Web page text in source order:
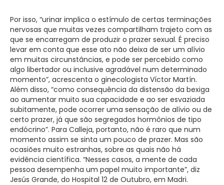
Por isso, “urinar implica o estímulo de certas terminações
nervosas que muitas vezes compartilham trajeto com as
que se encarregam de produzir o prazer sexual. É preciso
levar em conta que esse ato não deixa de ser um alívio
em muitas circunstâncias, e pode ser percebido como
algo libertador ou inclusive agradável num determinado
momento”, acrescenta o ginecologista Víctor Martín.
Além disso, “como consequência da distensão da bexiga
ao aumentar muito sua capacidade e ao ser esvaziada
subitamente, pode ocorrer uma sensação de alívio ou de
certo prazer, já que são segregados hormônios de tipo
endócrino”. Para Calleja, portanto, não é raro que num
momento assim se sinta um pouco de prazer. Mas são
ocasiões muito estranhas, sobre as quais não há
evidência científica. “Nesses casos, a mente de cada
pessoa desempenha um papel muito importante”, diz
Jesús Grande, do Hospital 12 de Outubro, em Madri.